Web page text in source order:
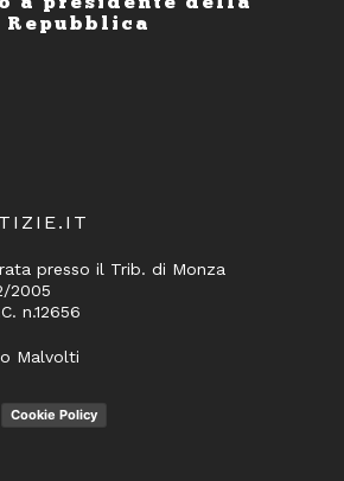
Repubblica
presso il Trib. di Monza
2005
n.12656
Malvolti
Cookie Policy